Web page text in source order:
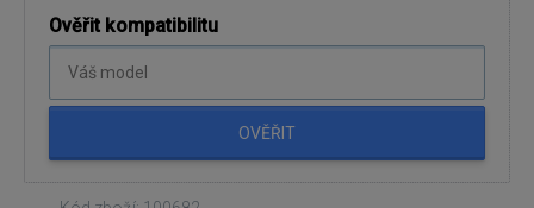
Ověřit kompatibilitu
OVĚŘIT